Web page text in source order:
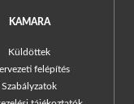
KAMARA
Küldöttek
felépítés
Szabályzatok